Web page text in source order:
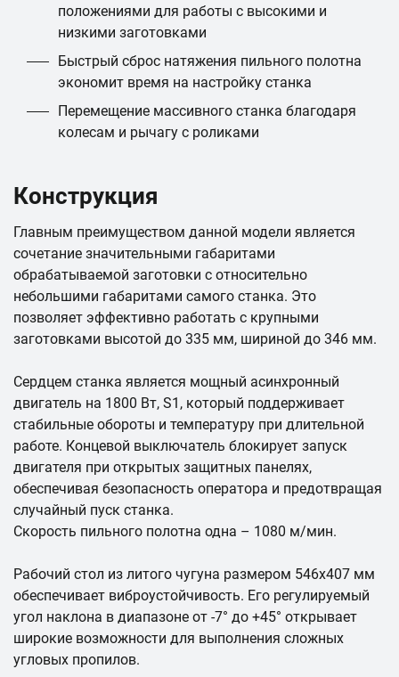
положениями для работы с высокими и
низкими заготовками
Быстрый сброс натяжения пильного полотна
экономит время на настройку станка
Перемещение массивного станка благодаря
колесам и рычагу с роликами
Конструкция
Главным преимуществом данной модели является
сочетание значительными габаритами
обрабатываемой заготовки с относительно
небольшими габаритами самого станка. Это
позволяет эффективно работать с крупными
заготовками высотой до 335 мм, шириной до 346 мм.
Сердцем станка является мощный асинхронный
двигатель на 1800 Вт, S1, который поддерживает
стабильные обороты и температуру при длительной
работе. Концевой выключатель блокирует запуск
двигателя при открытых защитных панелях,
обеспечивая безопасность оператора и предотвращая
случайный пуск станка.
Скорость пильного полотна одна – 1080 м/мин.
Рабочий стол из литого чугуна размером 546x407 мм
обеспечивает виброустойчивость. Его регулируемый
угол наклона в диапазоне от -7° до +45° открывает
широкие возможности для выполнения сложных
угловых пропилов.